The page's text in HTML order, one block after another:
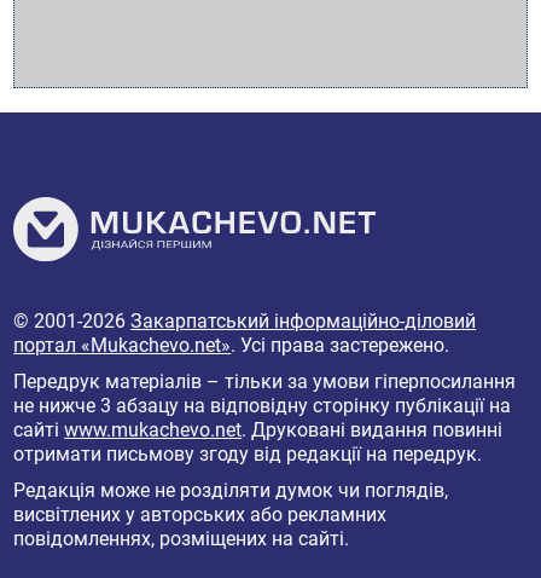
© 2001-2026Закарпатський інформаційно-діловий
портал «Mukachevo.net». Усі права застережено.
Передрук матеріалів – тільки за умови гіперпосилання
не нижче 3 абзацу на відповідну сторінку публікації на
сайтіwww.mukachevo.net. Друковані видання повинні
отримати письмову згоду від редакції на передрук.
Редакція може не розділяти думок чи поглядів,
висвітлених у авторських або рекламних
повідомленнях, розміщених на сайті.